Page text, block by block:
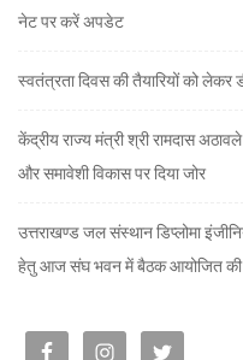
नेट पर करें अपडेट
स्वतंत्रता दिवस की तैयारियों को लेकर
केंद्रीय राज्य मंत्री श्री रामदास
और समावेशी विकास पर दिया जोर
उत्तराखण्ड जल संस्थान डिप्लोमा
हेतु आज संघ भवन में बैठक आयोजित की